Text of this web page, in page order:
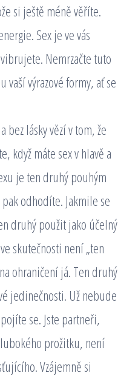
si ještě méně věříte.
Sex je ve vás
Nemrzačte tuto
vaší výrazové formy, ať se
bez lásky vězí v tom, že
když máte sex v hlavě a
je ten druhý pouhým
odhodíte. Jakmile se
druhý použit jako účelný
skutečnosti není „ten
ohraničení já. Ten druhý
jedinečnosti. Už nebude
se. Jste partneři,
prožitku, není
Vzájemně si